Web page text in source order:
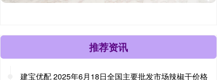
推荐资讯
建宝优配 2025年6月18日全国主要批发市场辣椒干价格